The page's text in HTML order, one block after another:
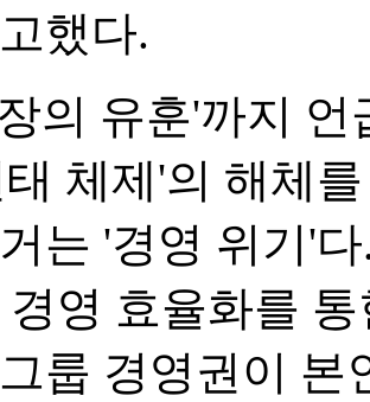
했다.
의 유훈'까지
체제'의 해체
는 '경영 위기'
영 효율화를
룹 경영권이 본